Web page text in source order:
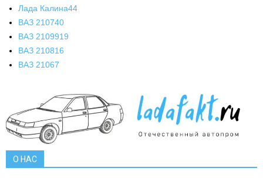
Лада Калина44
ВАЗ 210740
ВАЗ 2109919
ВАЗ 210816
ВАЗ 21067
О НАС